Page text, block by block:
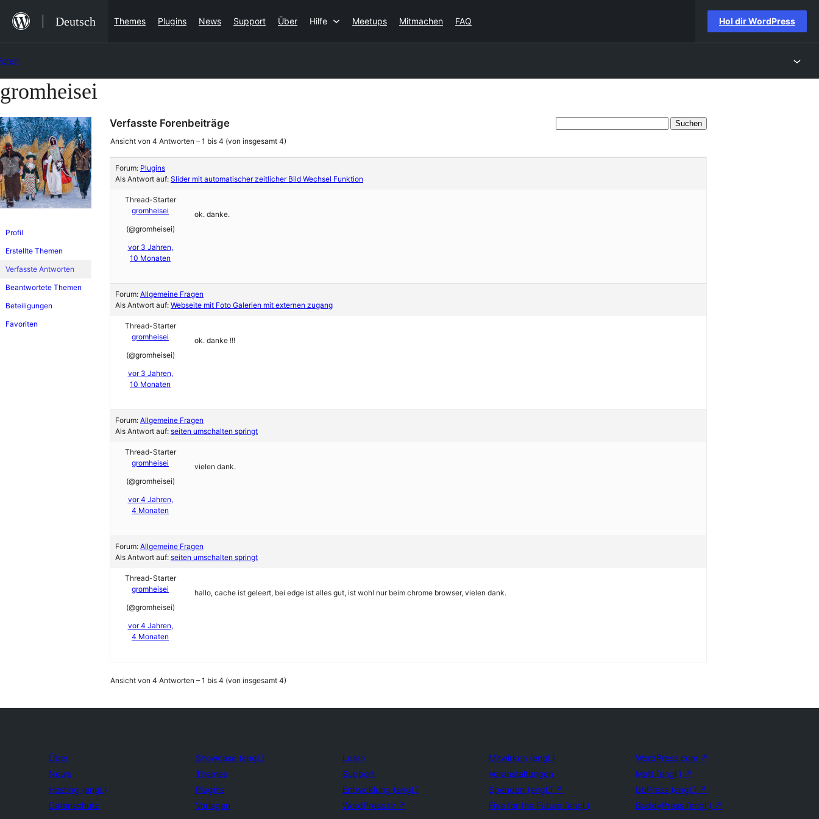
Inhalt
springen
Deutsch Themes Plugins News Support Über Hilfe Meetups Mitmachen FAQ Hol dir WordPress
Zum
Inhalt
springen
gromheisei
Profil
Erstellte Themen
Verfasste Antworten
Beantwortete Themen
Beteiligungen
Favoriten
Verfasste Forenbeiträge
Ansicht von 4 Antworten – 1 bis 4 (von insgesamt 4)
Forum: Plugins
Als Antwort auf: Slider mit automatischer zeitlicher Bild Wechsel Funktion
Thread-Starter
gromheisei
(@gromheisei)
vor 3 Jahren,
10 Monaten
ok. danke.
Forum: Allgemeine Fragen
Als Antwort auf: Webseite mit Foto Galerien mit externen zugang
Thread-Starter
gromheisei
(@gromheisei)
vor 3 Jahren,
10 Monaten
ok. danke !!!
Forum: Allgemeine Fragen
Als Antwort auf: seiten umschalten springt
Thread-Starter
gromheisei
(@gromheisei)
vor 4 Jahren,
4 Monaten
vielen dank.
Forum: Allgemeine Fragen
Als Antwort auf: seiten umschalten springt
Thread-Starter
gromheisei
(@gromheisei)
vor 4 Jahren,
4 Monaten
hallo, cache ist geleert, bei edge ist alles gut, ist wohl nur beim chrome browser, vielen dank.
Ansicht von 4 Antworten – 1 bis 4 (von insgesamt 4)
Über
News
Hosting (engl.)
Datenschutz
Showcase (engl.)
Themes
Plugins
Vorlagen
Learn
Support
Entwicklung (engl.)
WordPress.tv ↗
Mitwirken (engl.)
Veranstaltungen
Spenden (engl.) ↗
Five for the Future (engl.)
WordPress.com ↗
Matt (engl.) ↗
bbPress (engl.) ↗
BuddyPress (engl.) ↗